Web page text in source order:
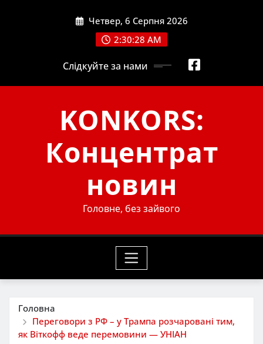
Четвер, 6 Серпня 2026
2:30:29 AM
Слідкуйте за нами
KONKORS:
Концентрат
новин
Головне, без зайвого
Головна
Переговори з РФ – у Трампа розчаровані тим,
як Віткофф веде перемовини — УНІАН